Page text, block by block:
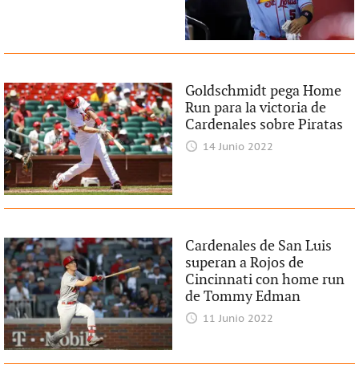
Goldschmidt pega Home
Run para la victoria de
Cardenales sobre Piratas
14 Junio 2022
Cardenales de San Luis
superan a Rojos de
Cincinnati con home run
de Tommy Edman
11 Junio 2022